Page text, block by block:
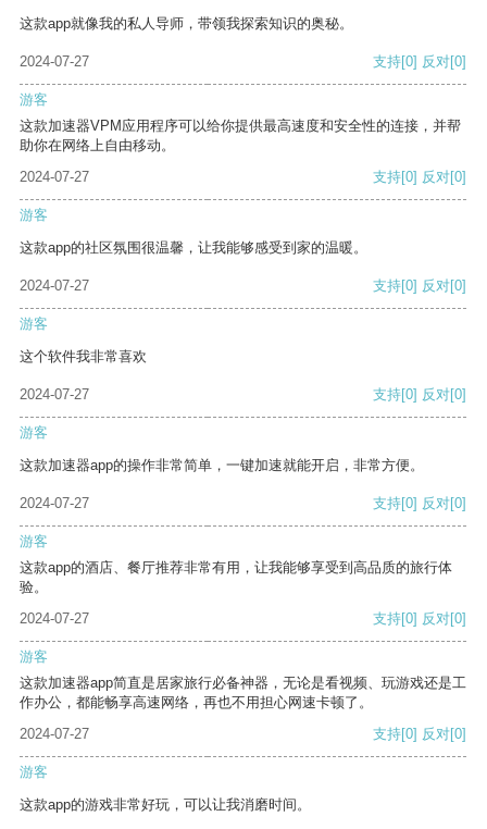
这款app就像我的私人导师，带领我探索知识的奥秘。
2024-07-27 支持[0] 反对[0]
游客
这款加速器VPM应用程序可以给你提供最高速度和安全性的连接，并帮
助你在网络上自由移动。
2024-07-27
支持[0] 反对[0]
游客
这款app的社区氛围很温馨，让我能够感受到家的温暖。
2024-07-27 支持[0] 反对[0]
游客
这个软件我非常喜欢
2024-07-27 支持[0] 反对[0]
游客
这款加速器app的操作非常简单，一键加速就能开启，非常方便。
2024-07-27 支持[0] 反对[0]
游客
这款app的酒店、餐厅推荐非常有用，让我能够享受到高品质的旅行体
验。
2024-07-27
支持[0] 反对[0]
游客
这款加速器app简直是居家旅行必备神器，无论是看视频、玩游戏还是工
作办公，都能畅享高速网络，再也不用担心网速卡顿了。
2024-07-27
支持[0] 反对[0]
游客
这款app的游戏非常好玩，可以让我消磨时间。